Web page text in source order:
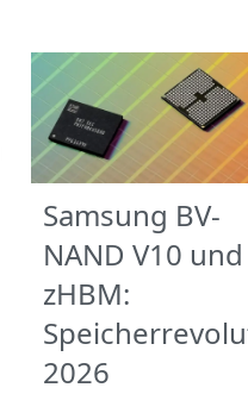
Samsung BV-
NAND V10 und
zHBM:
2026